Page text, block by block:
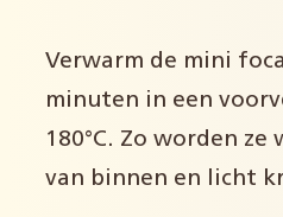
Verwarm de mini
minuten in een
180°C. Zo worden
van binnen en licht